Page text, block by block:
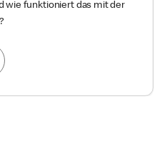
wie funktioniert das mit der